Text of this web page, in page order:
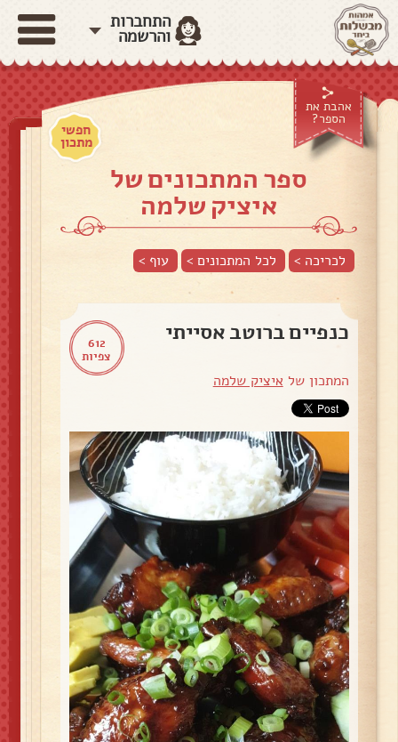
התחברות
והרשמה
אהבת את
הספר?
חפשי
מתכון
ספר המתכונים של
איציק שלמה
לכריכה > לכל המתכונים > עוף >
612
צפיות
כנפיים ברוטב אסייתי
המתכון של איציק שלמה